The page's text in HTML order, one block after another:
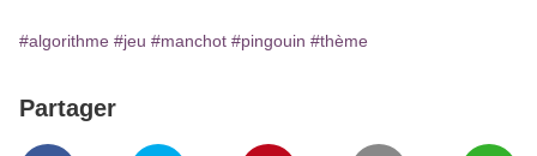
#algorithme #jeu #manchot #pingouin #thème
Partager